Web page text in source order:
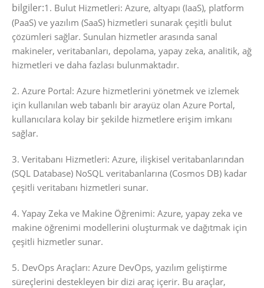
bilgiler:1. Bulut Hizmetleri: Azure, altyapı (IaaS), platform
(PaaS) ve yazılım (SaaS) hizmetleri sunarak çeşitli bulut
çözümleri sağlar. Sunulan hizmetler arasında sanal
makineler, veritabanları, depolama, yapay zeka, analitik, ağ
hizmetleri ve daha fazlası bulunmaktadır.
2. Azure Portal: Azure hizmetlerini yönetmek ve izlemek
için kullanılan web tabanlı bir arayüz olan Azure Portal,
kullanıcılara kolay bir şekilde hizmetlere erişim imkanı
sağlar.
3. Veritabanı Hizmetleri: Azure, ilişkisel veritabanlarından
(SQL Database) NoSQL veritabanlarına (Cosmos DB) kadar
çeşitli veritabanı hizmetleri sunar.
4. Yapay Zeka ve Makine Öğrenimi: Azure, yapay zeka ve
makine öğrenimi modellerini oluşturmak ve dağıtmak için
çeşitli hizmetler sunar.
5. DevOps Araçları: Azure DevOps, yazılım geliştirme
süreçlerini destekleyen bir dizi araç içerir. Bu araçlar,